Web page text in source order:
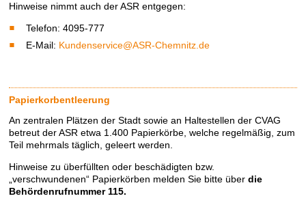
Hinweise nimmt auch der ASR entgegen:
Telefon: 4095-777
E-Mail: Kundenservice@ASR-Chemnitz.de
Papierkorbentleerung
An zentralen Plätzen der Stadt sowie an Haltestellen der CVAG
betreut der ASR etwa 1.400 Papierkörbe, welche regelmäßig, zum
Teil mehrmals täglich, geleert werden.
Hinweise zu überfüllten oder beschädigten bzw.
„verschwundenen“ Papierkörben melden Sie bitte überdie
Behördenrufnummer 115.